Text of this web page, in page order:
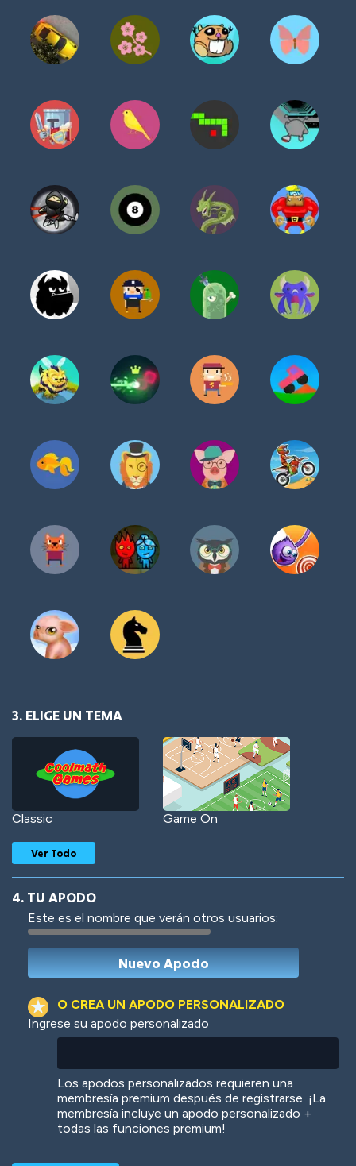
3. ELIGE UN TEMA
Classic Game On
Woof Jungle Cats
Ver Todo
4. TU APODO
Este es el nombre que verán otros usuarios:
O CREA UN APODO PERSONALIZADO
Ingrese su apodo personalizado
Los apodos personalizados requieren una
membresía premium después de registrarse. ¡La
membresía incluye un apodo personalizado +
todas las funciones premium!